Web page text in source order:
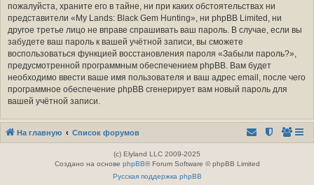
пожалуйста, храните его в тайне, ни при каких обстоятельствах ни
представители «My Lands: Black Gem Hunting», ни phpBB Limited, ни
другое третье лицо не вправе спрашивать ваш пароль. В случае, если вы
забудете ваш пароль к вашей учётной записи, вы сможете
воспользоваться функцией восстановления пароля «Забыли пароль?»,
предусмотренной программным обеспечением phpBB. Вам будет
необходимо ввести ваше имя пользователя и ваш адрес email, после чего
программное обеспечение phpBB сгенерирует вам новый пароль для
вашей учётной записи.
На главную Список форумов
(c) Elyland LLC 2009-2025
Создано на основе phpBB® Forum Software © phpBB Limited
Русская поддержка phpBB